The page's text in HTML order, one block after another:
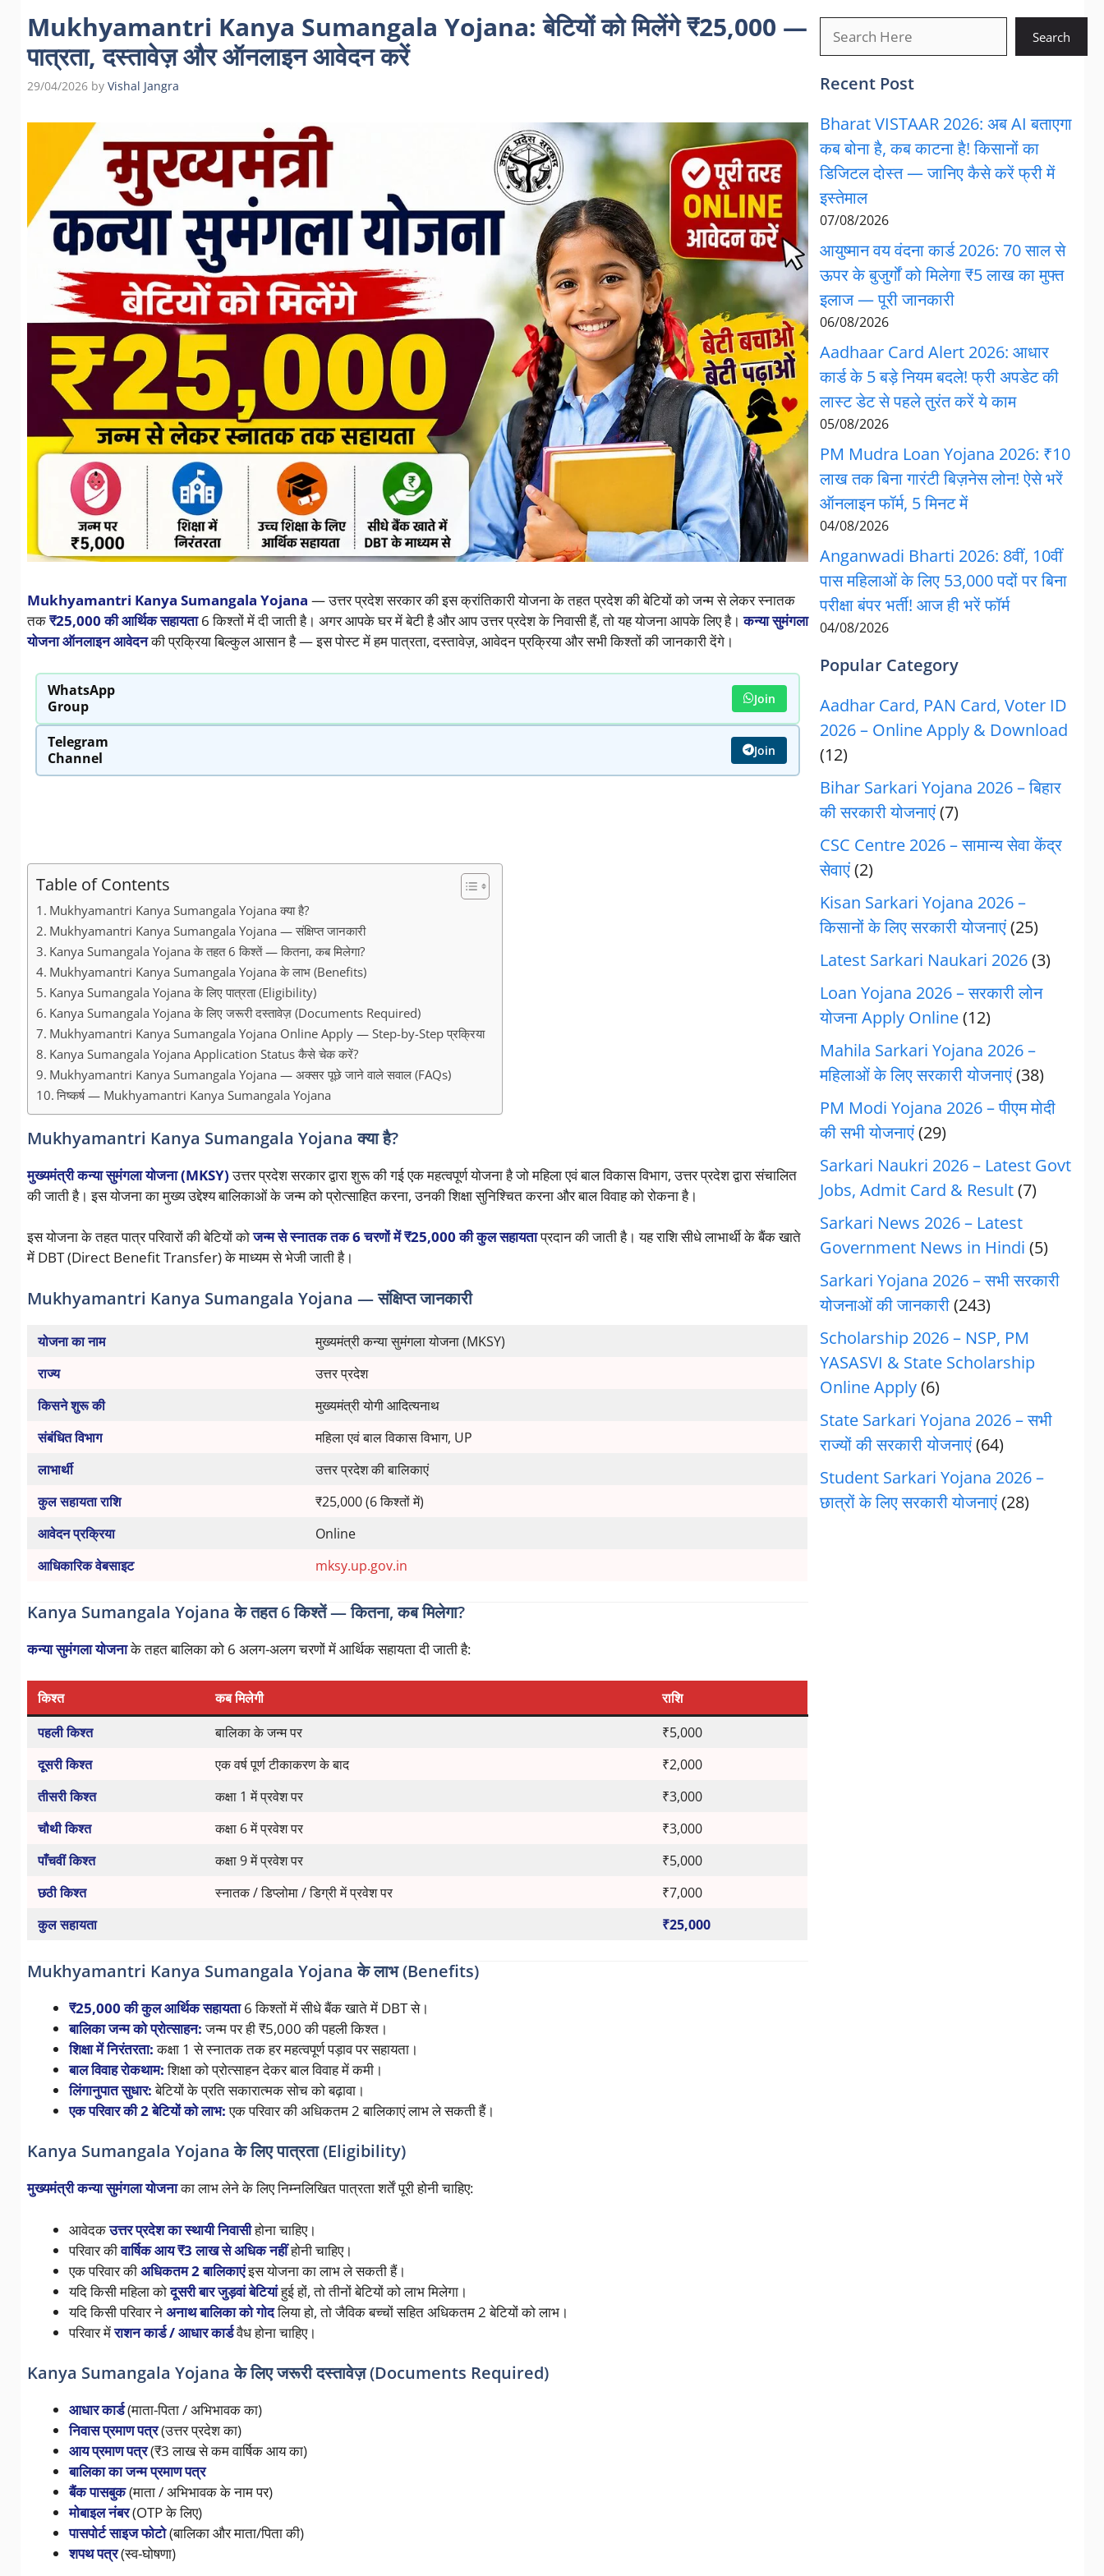
Mukhyamantri Kanya Sumangala Yojana: बेटियों को मिलेंगे ₹25,000 —
पात्रता, दस्तावेज़ और ऑनलाइन आवेदन करें
29/04/2026 by Vishal Jangra
Mukhyamantri Kanya Sumangala Yojana — उत्तर प्रदेश सरकार की इस क्रांतिकारी योजना के तहत प्रदेश की बेटियों को जन्म से लेकर स्नातक
तक₹25,000 की आर्थिक सहायता6 किश्तों में दी जाती है। अगर आपके घर में बेटी है और आप उत्तर प्रदेश के निवासी हैं, तो यह योजना आपके लिए है।कन्या सुमंगला
योजना ऑनलाइन आवेदनकी प्रक्रिया बिल्कुल आसान है — इस पोस्ट में हम पात्रता, दस्तावेज़, आवेदन प्रक्रिया और सभी किश्तों की जानकारी देंगे।
WhatsApp
Group
Join
Telegram
Channel
Join
Table of Contents
Mukhyamantri Kanya Sumangala Yojana क्या है?
Mukhyamantri Kanya Sumangala Yojana — संक्षिप्त जानकारी
Kanya Sumangala Yojana के तहत 6 किश्तें — कितना, कब मिलेगा?
Mukhyamantri Kanya Sumangala Yojana के लाभ (Benefits)
Kanya Sumangala Yojana के लिए पात्रता (Eligibility)
Kanya Sumangala Yojana के लिए जरूरी दस्तावेज़ (Documents Required)
Mukhyamantri Kanya Sumangala Yojana Online Apply — Step-by-Step प्रक्रिया
Kanya Sumangala Yojana Application Status कैसे चेक करें?
Mukhyamantri Kanya Sumangala Yojana — अक्सर पूछे जाने वाले सवाल (FAQs)
निष्कर्ष — Mukhyamantri Kanya Sumangala Yojana
Mukhyamantri Kanya Sumangala Yojana क्या है?
मुख्यमंत्री कन्या सुमंगला योजना (MKSY)उत्तर प्रदेश सरकार द्वारा शुरू की गई एक महत्वपूर्ण योजना है जो महिला एवं बाल विकास विभाग, उत्तर प्रदेश द्वारा संचालित
की जाती है। इस योजना का मुख्य उद्देश्य बालिकाओं के जन्म को प्रोत्साहित करना, उनकी शिक्षा सुनिश्चित करना और बाल विवाह को रोकना है।
इस योजना के तहत पात्र परिवारों की बेटियों कोजन्म से स्नातक तक 6 चरणों में ₹25,000 की कुल सहायताप्रदान की जाती है। यह राशि सीधे लाभार्थी के बैंक खाते
में DBT (Direct Benefit Transfer) के माध्यम से भेजी जाती है।
Mukhyamantri Kanya Sumangala Yojana — संक्षिप्त जानकारी
योजना का नाम
मुख्यमंत्री कन्या सुमंगला योजना (MKSY)
राज्य
उत्तर प्रदेश
किसने शुरू की
मुख्यमंत्री योगी आदित्यनाथ
संबंधित विभाग
महिला एवं बाल विकास विभाग, UP
लाभार्थी
उत्तर प्रदेश की बालिकाएं
कुल सहायता राशि
₹25,000 (6 किश्तों में)
आवेदन प्रक्रिया
Online
आधिकारिक वेबसाइट
mksy.up.gov.in
Kanya Sumangala Yojana के तहत 6 किश्तें — कितना, कब मिलेगा?
कन्या सुमंगला योजनाके तहत बालिका को 6 अलग-अलग चरणों में आर्थिक सहायता दी जाती है:
किश्त कब मिलेगी
राशि
पहली किश्त
बालिका के जन्म पर
₹5,000
दूसरी किश्त
एक वर्ष पूर्ण टीकाकरण के बाद
₹2,000
तीसरी किश्त
कक्षा 1 में प्रवेश पर
₹3,000
चौथी किश्त
कक्षा 6 में प्रवेश पर
₹3,000
पाँचवीं किश्त
कक्षा 9 में प्रवेश पर
₹5,000
छठी किश्त
स्नातक / डिप्लोमा / डिग्री में प्रवेश पर
₹7,000
कुल सहायता
₹25,000
Mukhyamantri Kanya Sumangala Yojana के लाभ (Benefits)
₹25,000 की कुल आर्थिक सहायता6 किश्तों में सीधे बैंक खाते में DBT से।
बालिका जन्म को प्रोत्साहन:जन्म पर ही ₹5,000 की पहली किश्त।
शिक्षा में निरंतरता:कक्षा 1 से स्नातक तक हर महत्वपूर्ण पड़ाव पर सहायता।
बाल विवाह रोकथाम:शिक्षा को प्रोत्साहन देकर बाल विवाह में कमी।
लिंगानुपात सुधार:बेटियों के प्रति सकारात्मक सोच को बढ़ावा।
एक परिवार की 2 बेटियों को लाभ:एक परिवार की अधिकतम 2 बालिकाएं लाभ ले सकती हैं।
Kanya Sumangala Yojana के लिए पात्रता (Eligibility)
मुख्यमंत्री कन्या सुमंगला योजनाका लाभ लेने के लिए निम्नलिखित पात्रता शर्तें पूरी होनी चाहिए:
आवेदकउत्तर प्रदेश का स्थायी निवासीहोना चाहिए।
परिवार कीवार्षिक आय ₹3 लाख से अधिक नहींहोनी चाहिए।
एक परिवार कीअधिकतम 2 बालिकाएंइस योजना का लाभ ले सकती हैं।
यदि किसी महिला कोदूसरी बार जुड़वां बेटियांहुई हों, तो तीनों बेटियों को लाभ मिलेगा।
यदि किसी परिवार नेअनाथ बालिका को गोदलिया हो, तो जैविक बच्चों सहित अधिकतम 2 बेटियों को लाभ।
परिवार मेंराशन कार्ड / आधार कार्डवैध होना चाहिए।
Kanya Sumangala Yojana के लिए जरूरी दस्तावेज़ (Documents Required)
आधार कार्ड(माता-पिता / अभिभावक का)
निवास प्रमाण पत्र(उत्तर प्रदेश का)
आय प्रमाण पत्र(₹3 लाख से कम वार्षिक आय का)
बालिका का जन्म प्रमाण पत्र
बैंक पासबुक(माता / अभिभावक के नाम पर)
मोबाइल नंबर(OTP के लिए)
पासपोर्ट साइज फोटो(बालिका और माता/पिता की)
शपथ पत्र(स्व-घोषणा)
Search
Recent Post
Bharat VISTAAR 2026: अब AI बताएगा
कब बोना है, कब काटना है! किसानों का
डिजिटल दोस्त — जानिए कैसे करें फ्री में
इस्तेमाल
07/08/2026
आयुष्मान वय वंदना कार्ड 2026: 70 साल से
ऊपर के बुजुर्गों को मिलेगा ₹5 लाख का मुफ्त
इलाज — पूरी जानकारी
06/08/2026
Aadhaar Card Alert 2026: आधार
कार्ड के 5 बड़े नियम बदले! फ्री अपडेट की
लास्ट डेट से पहले तुरंत करें ये काम
05/08/2026
PM Mudra Loan Yojana 2026: ₹10
लाख तक बिना गारंटी बिज़नेस लोन! ऐसे भरें
ऑनलाइन फॉर्म, 5 मिनट में
04/08/2026
Anganwadi Bharti 2026: 8वीं, 10वीं
पास महिलाओं के लिए 53,000 पदों पर बिना
परीक्षा बंपर भर्ती! आज ही भरें फॉर्म
04/08/2026
Popular Category
Aadhar Card, PAN Card, Voter ID
2026 – Online Apply & Download
(12)
Bihar Sarkari Yojana 2026 – बिहार
की सरकारी योजनाएं(7)
CSC Centre 2026 – सामान्य सेवा केंद्र
सेवाएं(2)
Kisan Sarkari Yojana 2026 –
किसानों के लिए सरकारी योजनाएं(25)
Latest Sarkari Naukari 2026(3)
Loan Yojana 2026 – सरकारी लोन
योजना Apply Online(12)
Mahila Sarkari Yojana 2026 –
महिलाओं के लिए सरकारी योजनाएं(38)
PM Modi Yojana 2026 – पीएम मोदी
की सभी योजनाएं(29)
Sarkari Naukri 2026 – Latest Govt
Jobs, Admit Card & Result(7)
Sarkari News 2026 – Latest
Government News in Hindi (5)
Sarkari Yojana 2026 – सभी सरकारी
योजनाओं की जानकारी(243)
Scholarship 2026 – NSP, PM
YASASVI & State Scholarship
Online Apply(6)
State Sarkari Yojana 2026 – सभी
राज्यों की सरकारी योजनाएं(64)
Student Sarkari Yojana 2026 –
छात्रों के लिए सरकारी योजनाएं(28)